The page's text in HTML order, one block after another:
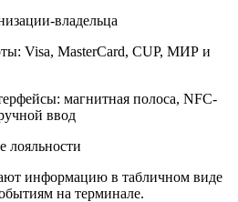
владельца
Visa, MasterCard, CUP, МИР и
магнитная полоса, NFC-
ввод
лояльности
информацию в табличном виде
на терминале.